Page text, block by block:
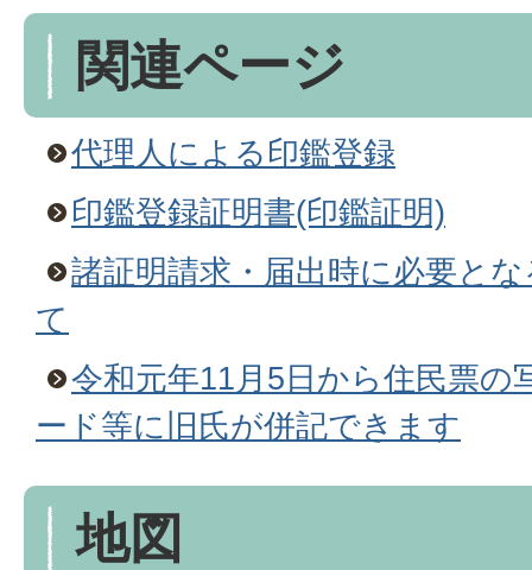
関連ページ
代理人による印鑑登録
印鑑登録証明書(印鑑証明)
諸証明請求・届出時に必要と
て
令和元年11月5日から住民票の
ード等に旧氏が併記できます
地図